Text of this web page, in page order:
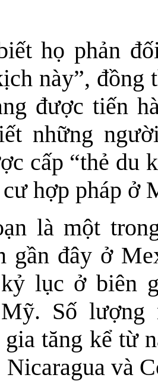
họ phản
này”, đồng
được tiến
những
cấp “thẻ du
hợp pháp ở
là một
gần đây ở
lục ở biên
Mỹ. Số
tăng kể từ
Nicaragua và